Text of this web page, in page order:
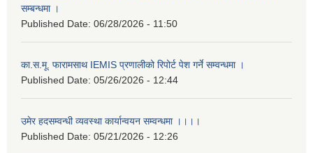
सम्बन्धमा ।
Published Date: 06/28/2026 - 11:50
का.स.मू. फारामसाथ IEMIS प्रणालीको रिपोर्ट पेश गर्ने सम्वन्धमा ।
Published Date: 05/26/2026 - 12:44
उमेर हदसम्वन्धी व्यवस्था कार्यान्वयन सम्वन्धमा ।।।।
Published Date: 05/21/2026 - 12:26